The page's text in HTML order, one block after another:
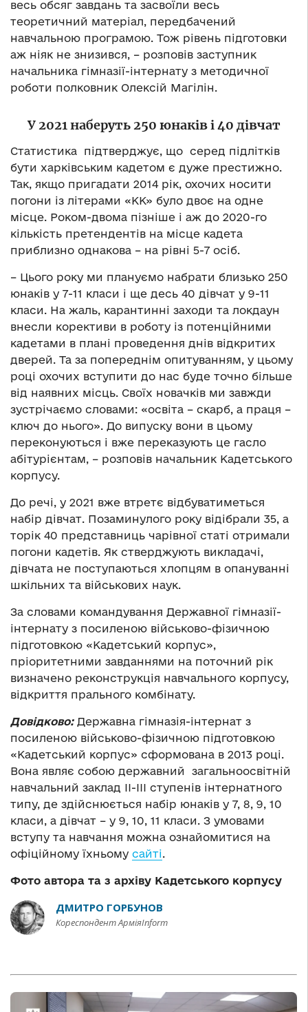
весь обсяг завдань та засвоїли весь
теоретичний матеріал, передбачений
навчальною програмою. Тож рівень підготовки
аж ніяк не знизився, – розповів заступник
начальника гімназії-інтернату з методичної
роботи полковник Олексій Магілін.
У 2021 наберуть 250 юнаків і 40 дівчат
Статистика підтверджує, що серед підлітків
бути харківським кадетом є дуже престижно.
Так, якщо пригадати 2014 рік, охочих носити
погони із літерами «КК» було двоє на одне
місце. Роком-двома пізніше і аж до 2020-го
кількість претендентів на місце кадета
приблизно однакова – на рівні 5-7 осіб.
– Цього року ми плануємо набрати близько 250
юнаків у 7-11 класи і ще десь 40 дівчат у 9-11
класи. На жаль, карантинні заходи та локдаун
внесли корективи в роботу із потенційними
кадетами в плані проведення днів відкритих
дверей. Та за попереднім опитуванням, у цьому
році охочих вступити до нас буде точно більше
від наявних місць. Своїх новачків ми завжди
зустрічаємо словами: «освіта – скарб, а праця –
ключ до нього». До випуску вони в цьому
переконуються і вже переказують це гасло
абітурієнтам, – розповів начальник Кадетського
корпусу.
До речі, у 2021 вже втретє відбуватиметься
набір дівчат. Позаминулого року відібрали 35, а
торік 40 представниць чарівної статі отримали
погони кадетів. Як стверджують викладачі,
дівчата не поступаються хлопцям в опануванні
шкільних та військових наук.
За словами командування Державної гімназії-
інтернату з посиленою військово-фізичною
підготовкою «Кадетський корпус»,
пріоритетними завданнями на поточний рік
визначено реконструкція навчального корпусу,
відкриття прального комбінату.
Довідково:Державна гімназія-інтернат з
посиленою військово-фізичною підготовкою
«Кадетський корпус» сформована в 2013 році.
Вона являє собою державний загальноосвітній
навчальний заклад II-III ступенів інтернатного
типу, де здійснюється набір юнаків у 7, 8, 9, 10
класи, а дівчат – у 9, 10, 11 класи. З умовами
вступу та навчання можна ознайомитися на
офіційному їхньому сайті.
Фото автора та з архіву Кадетського корпусу
ДМИТРО ГОРБУНОВ
Кореспондент АрміяInform